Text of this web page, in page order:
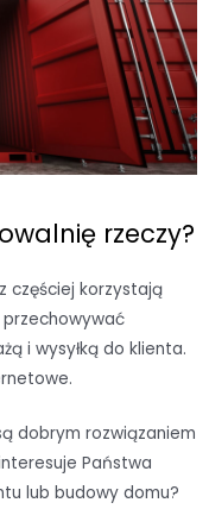
rzeczy?
częściej korzystają
i wysyłką do klienta.
dobrym rozwiązaniem
Państwa
lub budowy domu?